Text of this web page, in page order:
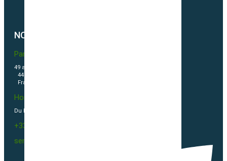
NOUS CONTACTER
Partner & Co SAS
49 avenue du Général de Gaulle
44500 La Baule Escoublac
France
Horaires
Du Lundi au vendredi 09h00-12h00 / 13h30-16h00
+33(0)2 40 23 63 24
sembio@partnerandco.fr